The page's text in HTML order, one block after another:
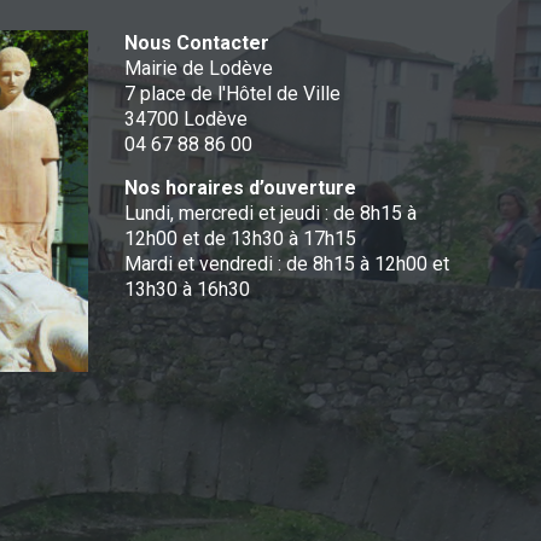
Nous Contacter
Mairie de Lodève
7 place de l'Hôtel de Ville
34700 Lodève
04 67 88 86 00
Nos horaires d’ouverture
Lundi, mercredi et jeudi : de 8h15 à
12h00 et de 13h30 à 17h15
Mardi et vendredi : de 8h15 à 12h00 et
13h30 à 16h30